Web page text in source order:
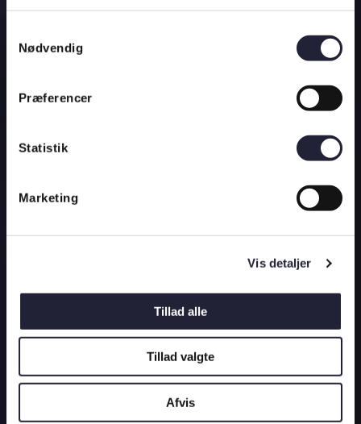
Nødvendig
Præferencer
Statistik
Marketing
Vis detaljer
Tillad alle
Tillad valgte
Afvis